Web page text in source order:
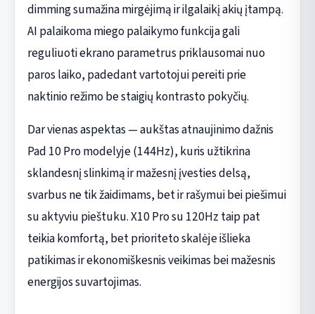
dimming sumažina mirgėjimą ir ilgalaikį akių įtampą.
AI palaikoma miego palaikymo funkcija gali
reguliuoti ekrano parametrus priklausomai nuo
paros laiko, padedant vartotojui pereiti prie
naktinio režimo be staigių kontrasto pokyčių.
Dar vienas aspektas — aukštas atnaujinimo dažnis
Pad 10 Pro modelyje (144Hz), kuris užtikrina
sklandesnį slinkimą ir mažesnį įvesties delsą,
svarbus ne tik žaidimams, bet ir rašymui bei piešimui
su aktyviu pieštuku. X10 Pro su 120Hz taip pat
teikia komfortą, bet prioriteto skalėje išlieka
patikimas ir ekonomiškesnis veikimas bei mažesnis
energijos suvartojimas.